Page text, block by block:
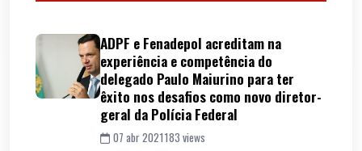
ADPF e Fenadepol acreditam na
experiência e competência do
delegado Paulo Maiurino para ter
êxito nos desafios como novo diretor-
geral da Polícia Federal
07 abr 2021183 views